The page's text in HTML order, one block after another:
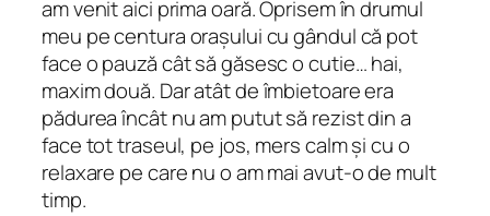
am venit aici prima oară. Oprisem în drumul
meu pe centura orașului cu gândul că pot
face o pauză cât să găsesc o cutie… hai,
maxim două. Dar atât de îmbietoare era
pădurea încât nu am putut să rezist din a
face tot traseul, pe jos, mers calm și cu o
relaxare pe care nu o am mai avut-o de mult
timp.